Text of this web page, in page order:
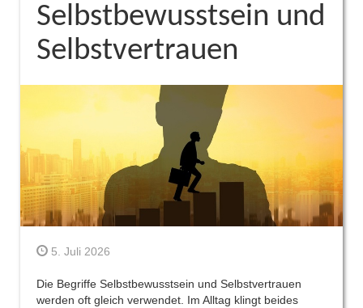
Selbstbewusstsein und
Selbstvertrauen
5. Juli 2026
Die Begriffe Selbstbewusstsein und Selbstvertrauen
werden oft gleich verwendet. Im Alltag klingt beides